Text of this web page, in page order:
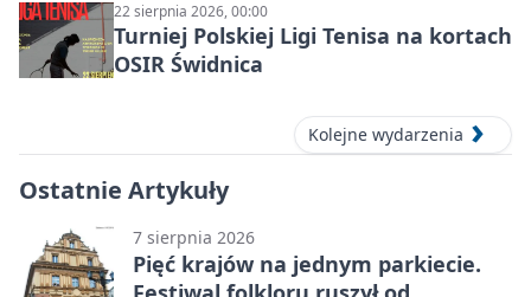
22 sierpnia 2026, 00:00
Turniej Polskiej Ligi Tenisa na kortach
OSIR Świdnica
Kolejne wydarzenia
Ostatnie Artykuły
7 sierpnia 2026
Pięć krajów na jednym parkiecie.